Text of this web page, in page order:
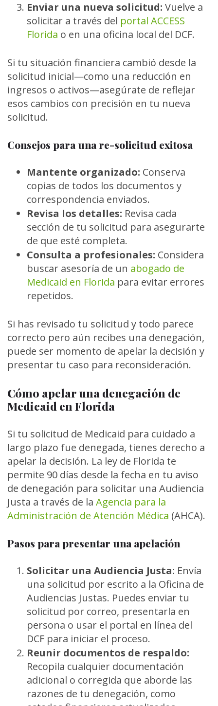
Enviar una nueva solicitud: Vuelve a
solicitar a través del portal ACCESS
Florida o en una oficina local del DCF.
Si tu situación financiera cambió desde la
solicitud inicial—como una reducción en
ingresos o activos—asegúrate de reflejar
esos cambios con precisión en tu nueva
solicitud.
Consejos para una re-solicitud exitosa
Mantente organizado: Conserva
copias de todos los documentos y
correspondencia enviados.
Revisa los detalles: Revisa cada
sección de tu solicitud para asegurarte
de que esté completa.
Consulta a profesionales: Considera
buscar asesoría de un abogado de
Medicaid en Florida para evitar errores
repetidos.
Si has revisado tu solicitud y todo parece
correcto pero aún recibes una denegación,
puede ser momento de apelar la decisión y
presentar tu caso para reconsideración.
Cómo apelar una denegación de
Medicaid en Florida
Si tu solicitud de Medicaid para cuidado a
largo plazo fue denegada, tienes derecho a
apelar la decisión. La ley de Florida te
permite 90 días desde la fecha en tu aviso
de denegación para solicitar una Audiencia
Justa a través de la Agencia para la
Administración de Atención Médica (AHCA).
Pasos para presentar una apelación
Solicitar una Audiencia Justa: Envía
una solicitud por escrito a la Oficina de
Audiencias Justas. Puedes enviar tu
solicitud por correo, presentarla en
persona o usar el portal en línea del
DCF para iniciar el proceso.
Reunir documentos de respaldo:
Recopila cualquier documentación
adicional o corregida que aborde las
razones de tu denegación, como